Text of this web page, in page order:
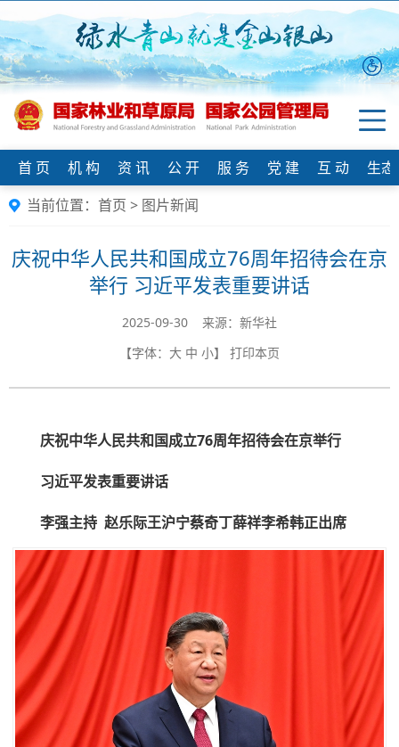
首 页 机 构 资 讯 公 开 服 务 党 建 互 动
生
当前位置： 首页 > 图片新闻
庆祝中华人民共和国成立76周年招待会在京
举行 习近平发表重要讲话
2025-09-30 来源：新华社
【字体： 大 中 小】 打印本页
庆祝中华人民共和国成立76周年招待会在京举行
习近平发表重要讲话
李强主持 赵乐际王沪宁蔡奇丁薛祥李希韩正出席